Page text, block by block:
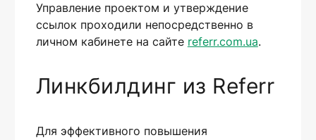
Управление проектом и утверждение
ссылок проходили непосредственно в
личном кабинете на сайте referr.com.ua.
Линкбилдинг из Referr
Для эффективного повышения